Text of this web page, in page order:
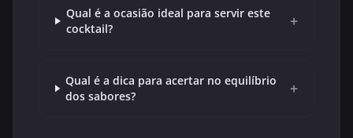
Qual é a ocasião ideal para servir este
cocktail?
+
Qual é a dica para acertar no equilíbrio
dos sabores?
+